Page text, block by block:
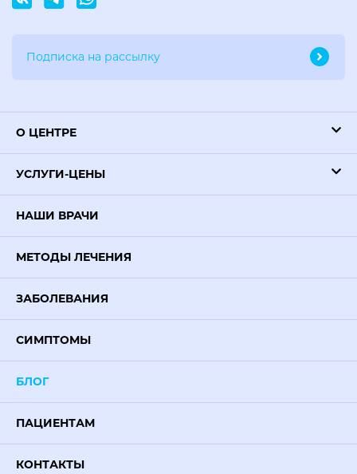
О ЦЕНТРЕ
УСЛУГИ-ЦЕНЫ
НАШИ ВРАЧИ
МЕТОДЫ ЛЕЧЕНИЯ
ЗАБОЛЕВАНИЯ
СИМПТОМЫ
БЛОГ
ПАЦИЕНТАМ
КОНТАКТЫ